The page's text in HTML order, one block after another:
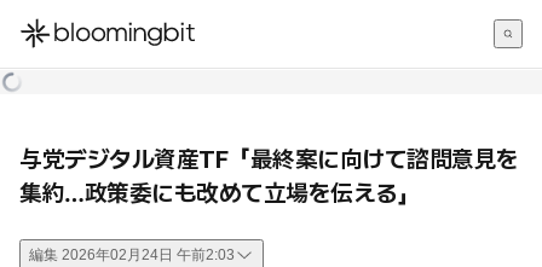
한국어
与党デジタル資産TF「最終案に向けて諮問意見を
集約…政策委にも改めて立場を伝える」
編集 2026年02月24日 午前2:03